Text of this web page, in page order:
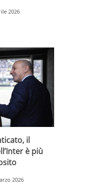
2026
il
è più
2026